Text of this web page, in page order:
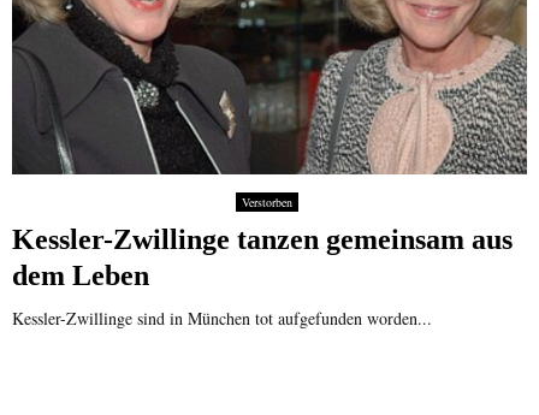
Verstorben
Kessler-Zwillinge tanzen gemeinsam aus
dem Leben
Kessler-Zwillinge sind in München tot aufgefunden worden...